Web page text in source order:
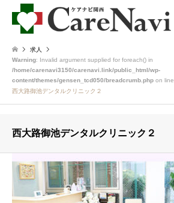
求人
Warning: Invalid argument supplied for foreach() in
/home/carenavi3150/carenavi.link/public_html/wp-
content/themes/gensen_tcd050/breadcrumb.php on line
西大路御池デンタルクリニック２
西大路御池デンタルクリニック２